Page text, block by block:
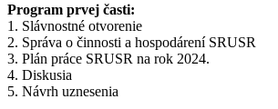
Program prvej časti:
1. Slávnostné otvorenie
2. Správa o činnosti a hospodárení SRUSR
3. Plán práce SRUSR na rok 2024.
4. Diskusia
5. Návrh uznesenia